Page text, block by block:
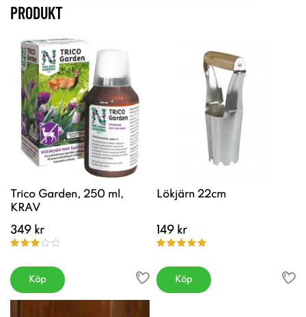
PRODUKT
Trico Garden, 250 ml,
KRAV
349 kr
Köp
Lökjärn 22cm
149 kr
Köp